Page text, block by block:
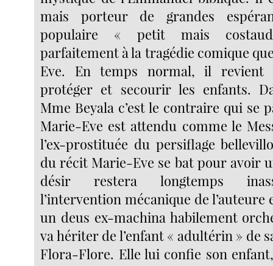
mais porteur de grandes
populaire « petit mais
parfaitement à la tragédie comique
Eve. En temps normal, il revient
protéger et secourir les enfants.
Mme Beyala c’est le contraire qui se
Marie-Eve est attendu comme le
l’ex-prostituée du persiflage
du récit Marie-Eve se bat pour avoir
désir restera longtemps
l’intervention mécanique de l’auteure
un deus ex-machina habilement
va hériter de l’enfant « adultérin » de
Flora-Flore. Elle lui confie son